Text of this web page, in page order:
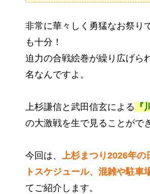
非常に華々しく勇猛なお祭り
も十分！
迫力の合戦絵巻が繰り広げら
名なんですよ。
上杉謙信と武田信玄による 『
の大激戦を生で見ることがで
今回は、 上杉まつり2026年の
トスケジュール、混雑や駐車
てご紹介します。